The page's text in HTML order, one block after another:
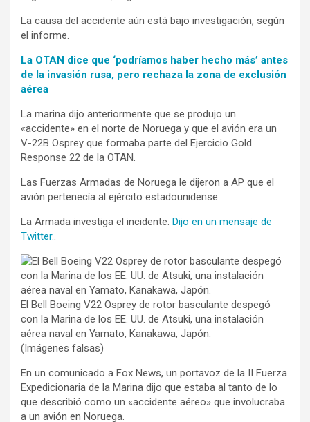
La causa del accidente aún está bajo investigación, según
el informe.
La OTAN dice que ‘podríamos haber hecho más’ antes
de la invasión rusa, pero rechaza la zona de exclusión
aérea
La marina dijo anteriormente que se produjo un
«accidente» en el norte de Noruega y que el avión era un
V-22B Osprey que formaba parte del Ejercicio Gold
Response 22 de la OTAN.
Las Fuerzas Armadas de Noruega le dijeron a AP que el
avión pertenecía al ejército estadounidense.
La Armada investiga el incidente. Dijo en un mensaje de
Twitter..
El Bell Boeing V22 Osprey de rotor basculante despegó
con la Marina de los EE. UU. de Atsuki, una instalación
aérea naval en Yamato, Kanakawa, Japón.
(Imágenes falsas)
En un comunicado a Fox News, un portavoz de la II Fuerza
Expedicionaria de la Marina dijo que estaba al tanto de lo
que describió como un «accidente aéreo» que involucraba
a un avión en Noruega.